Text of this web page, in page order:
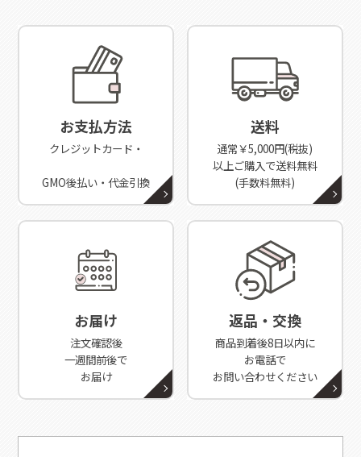
お支払方法
クレジットカード・
GMO後払い・代金引換
送料
通常￥5,000円(税抜)
以上ご購入で送料無料
(手数料無料)
お届け
注文確認後
一週間前後で
お届け
返品・交換
商品到着後8日以内に
お電話で
お問い合わせください